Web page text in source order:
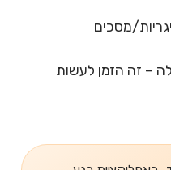
מסכים
– זה הזמן לעשות